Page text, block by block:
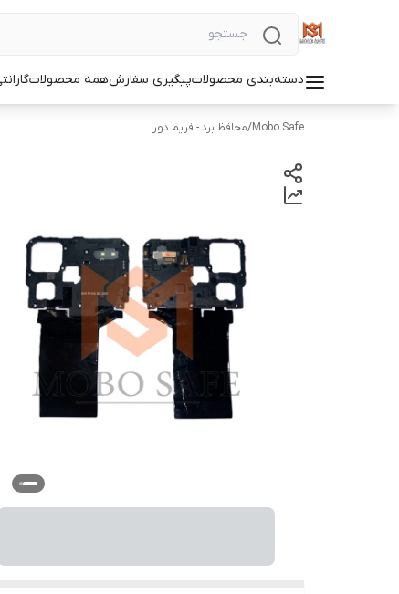
دسته‌بندی محصولاتپیگیری سفارشهمه محصولات
Mobo Safe
/محافظ برد - فریم دور